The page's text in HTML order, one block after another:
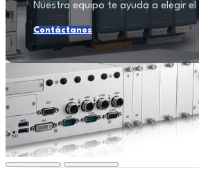
Nuestro equipo te ayuda a elegir
Contáctanos